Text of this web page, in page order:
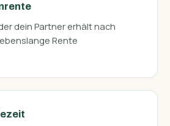
dein Partner erhält nach
Rente